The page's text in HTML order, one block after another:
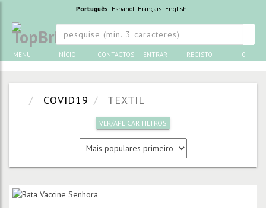
Português Español Français English
MENU INÍCIO CONTACTOS ENTRAR REGISTO 0
COVID19 TEXTIL
VER/APLICAR FILTROS